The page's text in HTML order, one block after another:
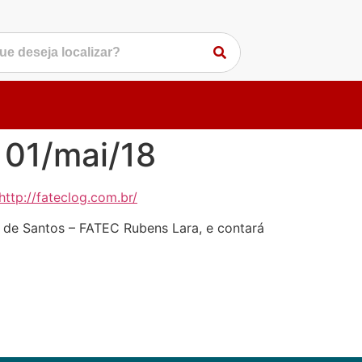
mai/18
fateclog.com.br/
Santos – FATEC Rubens Lara, e contará